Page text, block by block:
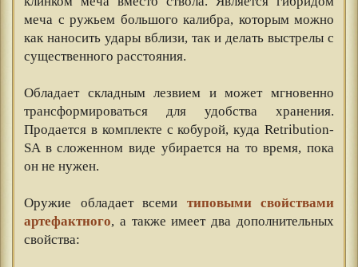
меча с ружьем большого калибра, которым можно
как наносить удары вблизи, так и делать выстрелы с
существенного расстояния.
Обладает складным лезвием и может мгновенно
трансформироваться для удобства хранения.
Продается в комплекте с кобурой, куда Retribution-
SA в сложенном виде убирается на то время, пока
он не нужен.
Оружие обладает всеми типовыми свойствами
артефактного, а также имеет два дополнительных
свойства: